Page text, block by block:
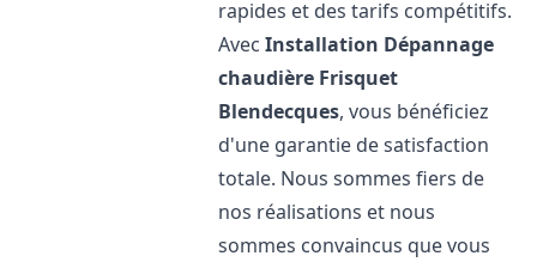
rapides et des tarifs compétitifs.
AvecInstallation Dépannage
chaudière Frisquet
Blendecques, vous bénéficiez
d'une garantie de satisfaction
totale. Nous sommes fiers de
nos réalisations et nous
sommes convaincus que vous